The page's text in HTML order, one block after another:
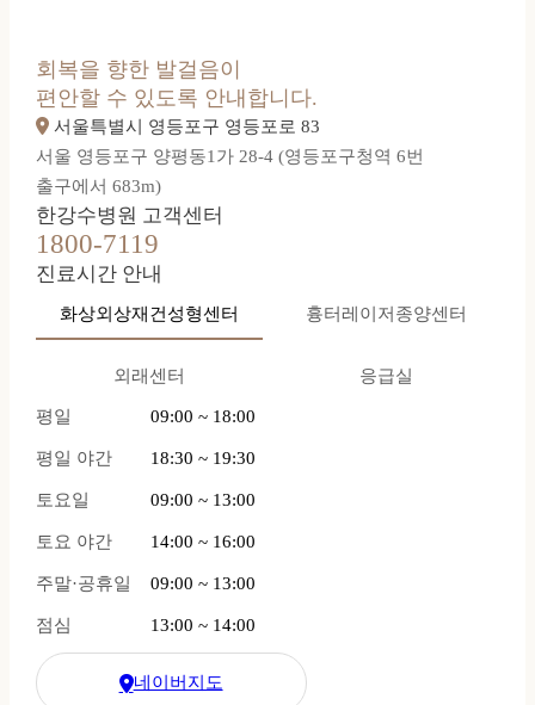
회복을 향한 발걸음이
편안할 수 있도록 안내합니다.
서울특별시 영등포구 영등포로 83
서울 영등포구 양평동1가 28-4 (영등포구청역 6번
출구에서 683m)
한강수병원 고객센터
1800-7119
진료시간 안내
화상외상재건성형센터 흉터레이저종양센터
외래센터 응급실
평일 09:00 ~ 18:00
평일 야간 18:30 ~ 19:30
토요일 09:00 ~ 13:00
토요 야간 14:00 ~ 16:00
주말·공휴일 09:00 ~ 13:00
점심 13:00 ~ 14:00
네이버지도
한강수병원 네이버 지도